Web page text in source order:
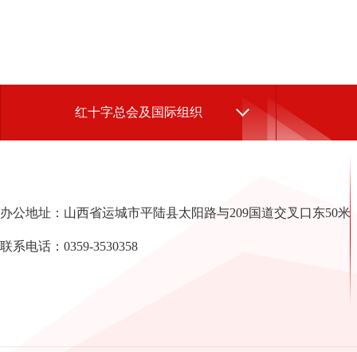
红十字总会及国际组织
办公地址：山西省运城市平陆县太阳路与209国道交叉口东50米
联系电话：0359-3530358